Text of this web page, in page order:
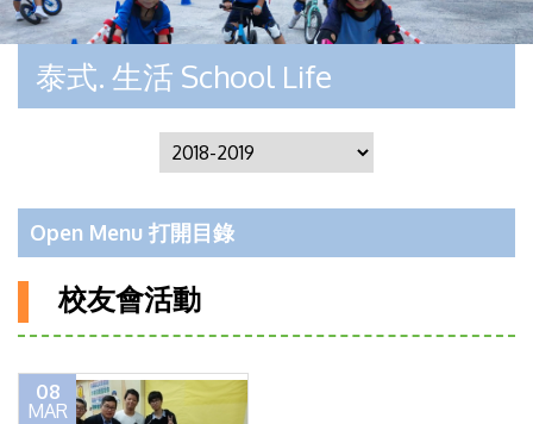
泰式. 生活 School Life
Open Menu 打開目錄
校友會活動
08
MAR